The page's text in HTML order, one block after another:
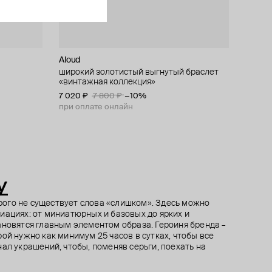
Aloud
широкий золотистый выгнутый браслет
«винтажная коллекция»
7 020 ₽ 7 800 ₽ −10%
при оплате онлайн
Aloud
витые золотистые хупы
6 210 ₽ 6 900 ₽ −10%
при оплате онлайн
SKYE
позолоченный браслет из серебра с
большой восьмиконечной звездой и
кругами
5 000 ₽
живы!"
Kotlo Studio
золотистый браслет из крупного жемчуга
майорка c японским бисером "игривое
настроение"
6 500 ₽
не существует слова «слишком». Здесь можно
от миниатюрных и базовых до ярких и
главным элементом образа. Героиня бренда –
нужно как минимум 25 часов в сутках, чтобы все
украшений, чтобы, поменяв серьги, поехать на